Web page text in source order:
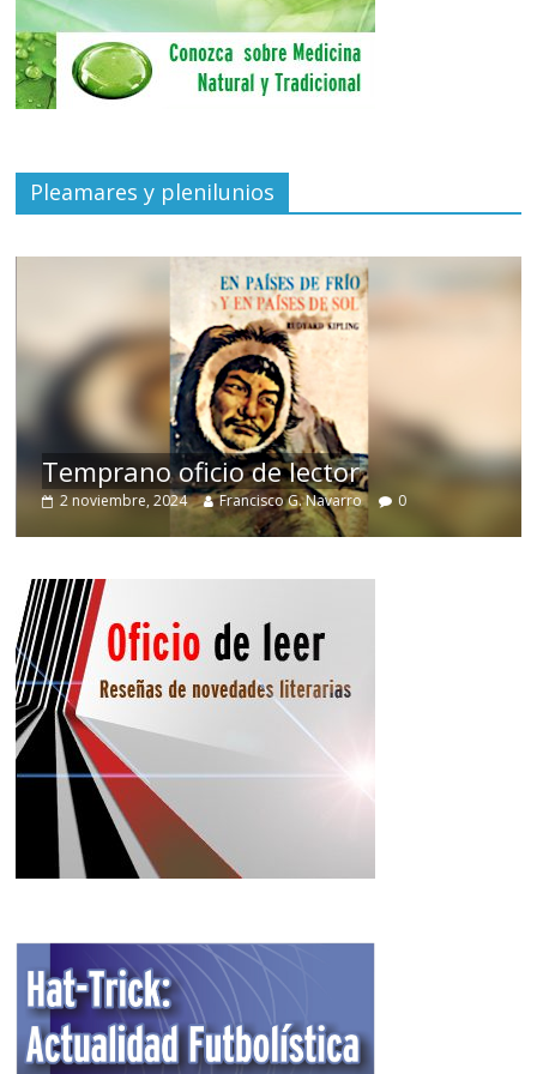
Pleamares y plenilunios
Temprano oficio de lector
2 noviembre, 2024 Francisco G. Navarro 0